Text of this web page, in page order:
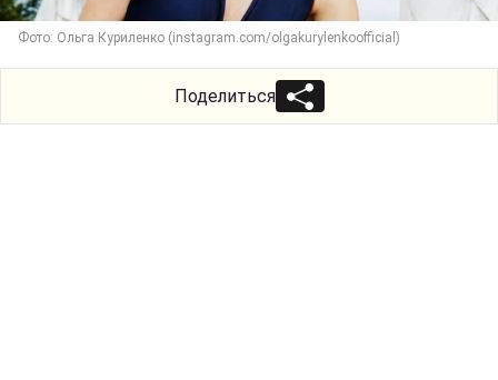
Фото: Ольга Куриленко (instagram.com/olgakurylenkoofficial)
Поделиться